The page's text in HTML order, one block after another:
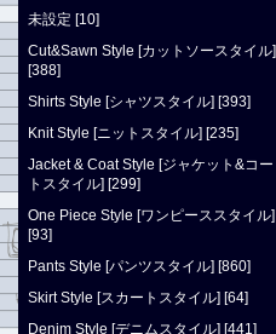
未設定 [10]
Cut&Sawn Style [カットソースタイル]
[388]
Shirts Style [シャツスタイル] [393]
Knit Style [ニットスタイル] [235]
Jacket & Coat Style [ジャケット&コー
トスタイル] [299]
One Piece Style [ワンピーススタイル]
[93]
Pants Style [パンツスタイル] [860]
Skirt Style [スカートスタイル] [64]
Denim Style [デニムスタイル] [441]